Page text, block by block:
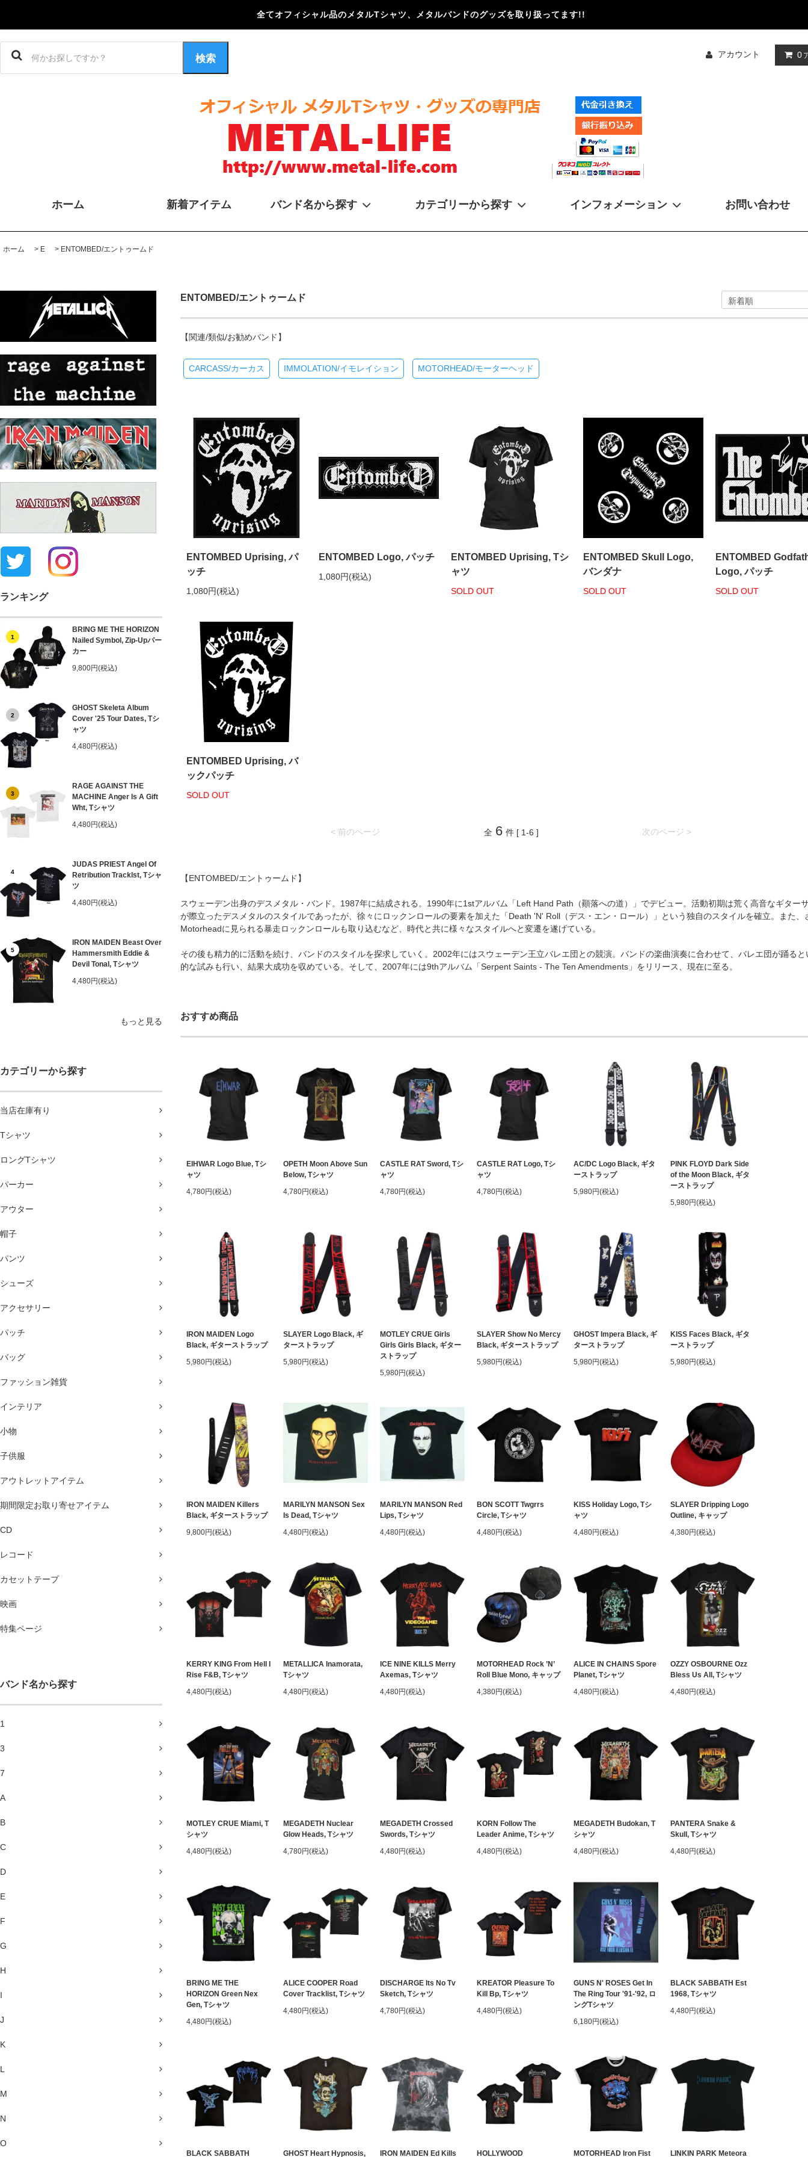
全てオフィシャル品のメタルTシャツ、メタルバンドのグッズを取り扱ってます!!
検索 アカウント 0
ホーム 新着アイテム バンド名から探す カテゴリーから探す インフォメーション お問い合わせ
ホーム > E > ENTOMBED/エントゥームド
ランキング
1
BRING ME THE HORIZON
Nailed Symbol, Zip-Upパー
カー
9,800円(税込)
2
GHOST Skeleta Album
Cover '25 Tour Dates, Tシ
ャツ
4,480円(税込)
3
RAGE AGAINST THE
MACHINE Anger Is A Gift
Wht, Tシャツ
4,480円(税込)
4
JUDAS PRIEST Angel Of
Retribution Tracklst, Tシャ
ツ
4,480円(税込)
5
IRON MAIDEN Beast Over
Hammersmith Eddie &
Devil Tonal, Tシャツ
4,480円(税込)
もっと見る
カテゴリーから探す
当店在庫有り
Tシャツ
ロングTシャツ
パーカー
アウター
帽子
パンツ
シューズ
アクセサリー
パッチ
バッグ
ファッション雑貨
インテリア
小物
子供服
アウトレットアイテム
期間限定お取り寄せアイテム
CD
レコード
カセットテープ
映画
特集ページ
バンド名から探す
1
3
7
A
B
C
D
E
F
G
H
I
J
K
L
M
N
O
ENTOMBED/エントゥームド
【関連/類似/お勧めバンド】
CARCASS/カーカス IMMOLATION/イモレイション MOTORHEAD/モーターヘッド
ENTOMBED Uprising, パ
ッチ
1,080円(税込)
ENTOMBED Logo, パッチ
1,080円(税込)
ENTOMBED Uprising, Tシ
ャツ
SOLD OUT
ENTOMBED Skull Logo,
バンダナ
SOLD OUT
ENTOMBED
Logo, パッチ
SOLD OUT
ENTOMBED Uprising, バ
ックパッチ
SOLD OUT
< 前のページ 次のページ >
全 6 件 [ 1-6 ]
【ENTOMBED/エントゥームド】
スウェーデン出身のデスメタル・バンド。1987年に結成される。1990年に1stアルバム「Left Hand Path（顚落への道）」でデビュー。活動初期は荒く高音なギター
が際立ったデスメタルのスタイルであったが、徐々にロックンロールの要素を加えた「Death 'N' Roll（デス・エン・ロール）」という独自のスタイルを確立。また、
Motorheadに見られる暴走ロックンロールも取り込むなど、時代と共に様々なスタイルへと変遷を遂げている。
その後も精力的に活動を続け、バンドのスタイルを探求していく。2002年にはスウェーデン王立バレエ団との競演。バンドの楽曲演奏に合わせて、バレエ団が踊ると
的な試みも行い、結果大成功を収めている。そして、2007年には9thアルバム「Serpent Saints - The Ten Amendments」をリリース、現在に至る。
おすすめ商品
EIHWAR Logo Blue, Tシ
ャツ
4,780円(税込)
OPETH Moon Above Sun
Below, Tシャツ
4,780円(税込)
CASTLE RAT Sword, Tシ
ャツ
4,780円(税込)
CASTLE RAT Logo, Tシ
ャツ
4,780円(税込)
AC/DC Logo Black, ギタ
ーストラップ
5,980円(税込)
PINK FLOYD Dark Side
of the Moon Black, ギタ
ーストラップ
5,980円(税込)
IRON MAIDEN Logo
Black, ギターストラップ
5,980円(税込)
SLAYER Logo Black, ギ
ターストラップ
5,980円(税込)
MOTLEY CRUE Girls
Girls Girls Black, ギター
ストラップ
5,980円(税込)
SLAYER Show No Mercy
Black, ギターストラップ
5,980円(税込)
GHOST Impera Black, ギ
ターストラップ
5,980円(税込)
KISS Faces Black, ギタ
ーストラップ
5,980円(税込)
IRON MAIDEN Killers
Black, ギターストラップ
9,800円(税込)
MARILYN MANSON Sex
Is Dead, Tシャツ
4,480円(税込)
MARILYN MANSON Red
Lips, Tシャツ
4,480円(税込)
BON SCOTT Twgrrs
Circle, Tシャツ
4,480円(税込)
KISS Holiday Logo, Tシ
ャツ
4,480円(税込)
SLAYER Dripping Logo
Outline, キャップ
4,380円(税込)
KERRY KING From Hell I
Rise F&B, Tシャツ
4,480円(税込)
METALLICA Inamorata,
Tシャツ
4,480円(税込)
ICE NINE KILLS Merry
Axemas, Tシャツ
4,480円(税込)
MOTORHEAD Rock ’N’
Roll Blue Mono, キャップ
4,380円(税込)
ALICE IN CHAINS Spore
Planet, Tシャツ
4,480円(税込)
OZZY OSBOURNE Ozz
Bless Us All, Tシャツ
4,480円(税込)
MOTLEY CRUE Miami, T
シャツ
4,480円(税込)
MEGADETH Nuclear
Glow Heads, Tシャツ
4,780円(税込)
MEGADETH Crossed
Swords, Tシャツ
4,480円(税込)
KORN Follow The
Leader Anime, Tシャツ
4,480円(税込)
MEGADETH Budokan, T
シャツ
4,480円(税込)
PANTERA Snake &
Skull, Tシャツ
4,480円(税込)
BRING ME THE
HORIZON Green Nex
Gen, Tシャツ
4,480円(税込)
ALICE COOPER Road
Cover Tracklist, Tシャツ
4,480円(税込)
DISCHARGE Its No Tv
Sketch, Tシャツ
4,780円(税込)
KREATOR Pleasure To
Kill Bp, Tシャツ
4,480円(税込)
GUNS N' ROSES Get In
The Ring Tour '91-'92, ロ
ングTシャツ
6,180円(税込)
BLACK SABBATH Est
1968, Tシャツ
4,480円(税込)
BLACK SABBATH GHOST Heart Hypnosis, IRON MAIDEN Ed Kills HOLLYWOOD MOTORHEAD Iron Fist LINKIN PARK Meteora